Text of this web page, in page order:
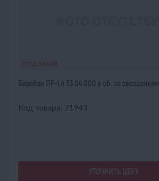
ПОД ЗАКАЗ
Барабан ПР-1,4.53.04.000 в сб. со
Код товара: 71943
УТОЧНИТЬ ЦЕНУ